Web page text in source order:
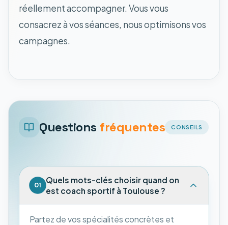
réellement accompagner. Vous vous
consacrez à vos séances, nous optimisons vos
campagnes.
Questions fréquentes CONSEILS
01
Quels mots-clés choisir quand on
est coach sportif à Toulouse ?
Partez de vos spécialités concrètes et